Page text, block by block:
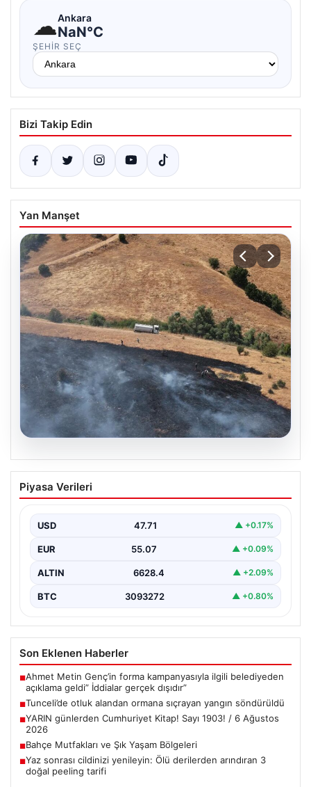
☁Ankara
NaN°C
ŞEHIR SEÇ
Bizi Takip Edin
Yan Manşet
Tunceli’de otluk alandan ormana
sıçrayan yangın söndürüldü
Yangın Kontrol Altına Alındı”, “content”: “ Tunceli’nin…
Piyasa Verileri
USD 47.71 ▲ +0.17%
EUR 55.07 ▲ +0.09%
ALTIN 6628.4 ▲ +2.09%
BTC 3093272 ▲ +0.80%
Son Eklenen Haberler
■Ahmet Metin Genç’in forma kampanyasıyla ilgili belediyeden
açıklama geldi” İddialar gerçek dışıdır”
■Tunceli’de otluk alandan ormana sıçrayan yangın söndürüldü
■YARIN günlerden Cumhuriyet Kitap! Sayı 1903! / 6 Ağustos
2026
■Bahçe Mutfakları ve Şık Yaşam Bölgeleri
■Yaz sonrası cildinizi yenileyin: Ölü derilerden arındıran 3
doğal peeling tarifi